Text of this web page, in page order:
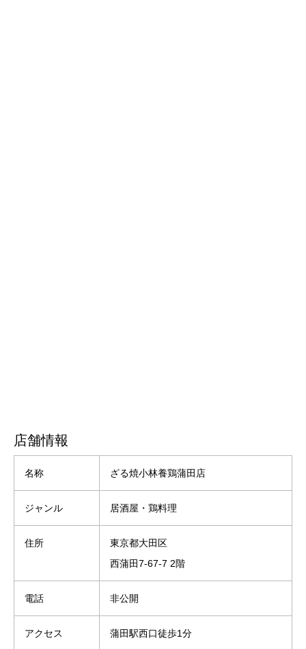
店舗情報
名称 ざる焼小林養鶏蒲田店
ジャンル 居酒屋・鶏料理
住所
東京都大田区
西蒲田7-67-7 2階
電話 非公開
アクセス 蒲田駅西口徒歩1分